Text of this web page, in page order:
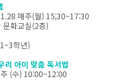
매주(월) 15;30~17:30
화교실(2층)
학년)
리 아이 맞춤 독서법
(수) 10:00~12:00